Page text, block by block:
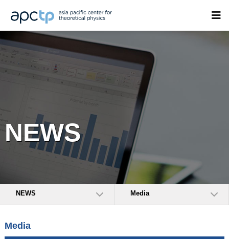
NEWS
NEWS Media
Media